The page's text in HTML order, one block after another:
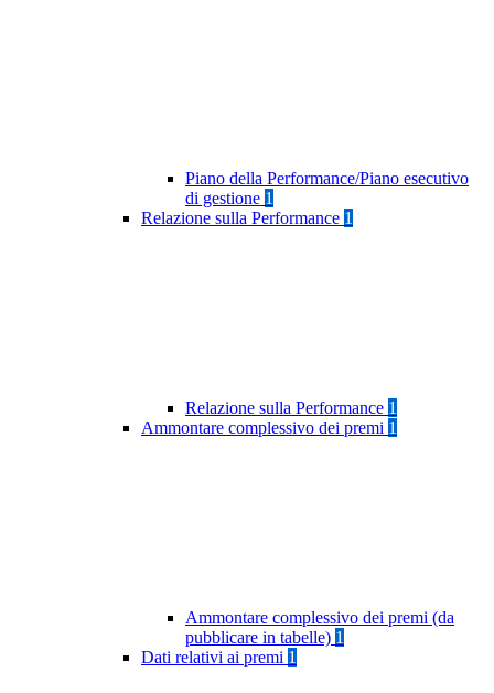
Piano della Performance/Piano esecutivo
di gestione 1
Relazione sulla Performance 1
Relazione sulla Performance 1
Ammontare complessivo dei premi 1
Ammontare complessivo dei premi (da
pubblicare in tabelle) 1
Dati relativi ai premi 1